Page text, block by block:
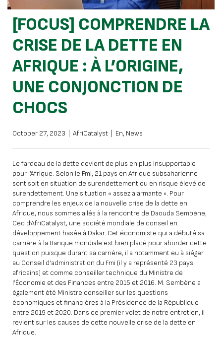
[FOCUS] COMPRENDRE LA
CRISE DE LA DETTE EN
AFRIQUE : À L’ORIGINE,
UNE CONJONCTION DE
CHOCS
October 27, 2023 AfriCatalyst En, News
Le fardeau de la dette devient de plus en plus insupportable
pour l’Afrique. Selon le Fmi, 21 pays en Afrique subsaharienne
sont soit en situation de surendettement ou en risque élevé de
surendettement. Une situation « assez alarmante ». Pour
comprendre les enjeux de la nouvelle crise de la dette en
Afrique, nous sommes allés à la rencontre de Daouda Sembène,
Ceo d’AfriCatalyst, une société mondiale de conseil en
développement basée à Dakar. Cet économiste qui a débuté sa
carrière à la Banque mondiale est bien placé pour aborder cette
question puisque durant sa carrière, il a notamment eu à siéger
au Conseil d’administration du Fmi (il y a représenté 23 pays
africains) et comme conseiller technique du Ministre de
l’Économie et des Finances entre 2015 et 2016. M. Sembène a
également été Ministre conseiller sur les questions
économiques et financières à la Présidence de la République
entre 2019 et 2020. Dans ce premier volet de notre entretien, il
revient sur les causes de cette nouvelle crise de la dette en
Afrique.